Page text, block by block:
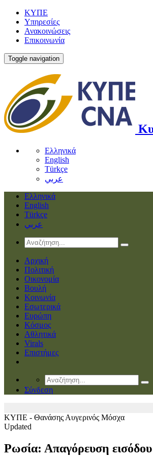
ΚΥΠΕ
Υπηρεσίες
Ανακοινώσεις
Επικοινωνία
Toggle navigation
Ελληνικά
English
Türkçe
عربي
Ελληνικά
English
Türkçe
عربي
Αρχική
Πολιτική
Οικονομία
Βουλή
Κοινωνία
Εσωτερικά
Ευρώπη
Κόσμος
Αθλητικά
Virals
Επιστήμες
Σύνδεση
ΚΥΠΕ - Θανάσης Αυγερινός Μόσχα
Updated
Ρωσία: Απαγόρευση